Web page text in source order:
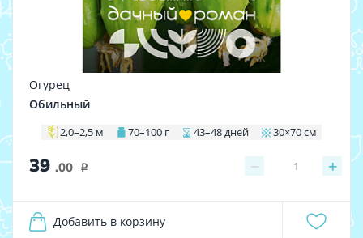
Огурец
Обильный
2,0–2,5 м 70–100 г 43–48 дней 30×70 см
39 .00 i − +
1
Добавить в корзину